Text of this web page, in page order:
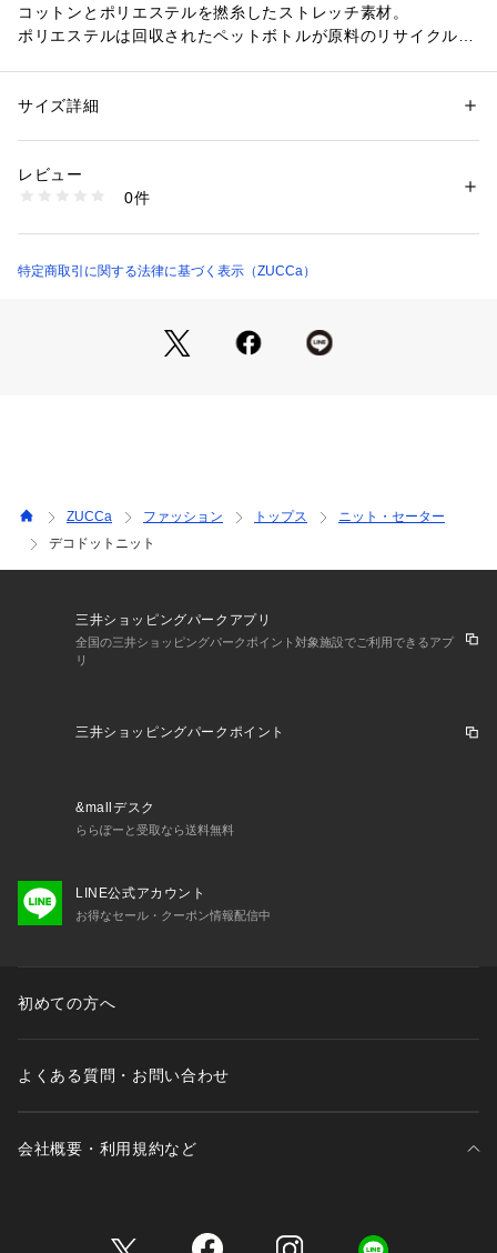
コットンとポリエステルを撚糸したストレッチ素材。
ポリエステルは回収されたペットボトルが原料のリサイクルポ
いが特徴です。
遊び心がありながら派手になりすぎず、着やすいデザインで
シンプルな丸首のカットソーですがドットのデザインが加わる
襟ぐりは開きすぎず狭すぎない絶妙な首回り。
下にタートルネックのインナーを重ねた着こなしも楽しめま
性別：レディース
素材：綿53% ポリエステル47%
洗濯：ご家庭で手洗い可能です。
※詳しい洗濯方法については、商品の品質表示タグをご覧ください
PL21KN093 （ショップ）
サイズ詳細
レビュー
0件
特定商取引に関する法律に基づく表示（ZUCCa）
ZUCCa ファッション トップス
ニット・セーター
デコドットニット
三井ショッピングパークアプリ
全国の三井ショッピングパークポイント対象施設でご利用できるアプ
リ
三井ショッピングパークポイント
&mallデスク
ららぽーと受取なら送料無料
LINE公式アカウント
お得なセール・クーポン情報配信中
初めての方へ
よくある質問・お問い合わせ
会社概要・利用規約など